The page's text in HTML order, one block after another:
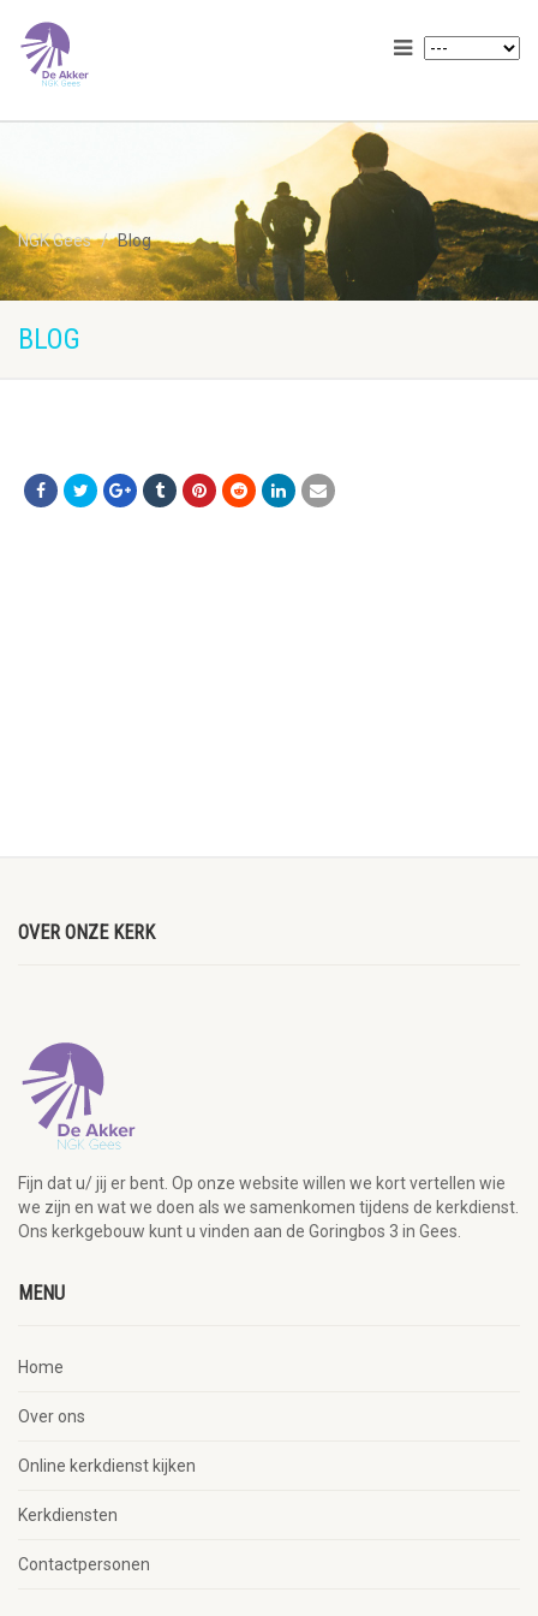
NGK Gees Blog
BLOG
OVER ONZE KERK
Fijn dat u/ jij er bent. Op onze website willen we kort vertellen wie
we zijn en wat we doen als we samenkomen tijdens de kerkdienst.
Ons kerkgebouw kunt u vinden aan de Goringbos 3 in Gees.
MENU
Home
Over ons
Online kerkdienst kijken
Kerkdiensten
Contactpersonen